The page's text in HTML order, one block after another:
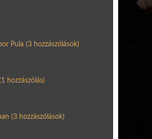
Pula (3 hozzászólások)
hozzászólás)
(3 hozzászólások)